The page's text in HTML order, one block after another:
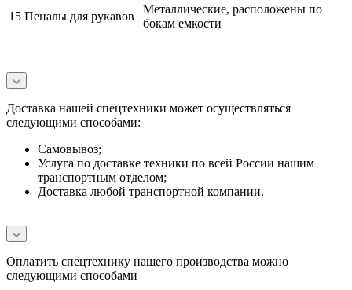
15 Пеналы для рукавов
Металлические, расположены по
бокам емкости
Доставка нашей спецтехники может осуществляться
следующими способами:
Самовывоз;
Услуга по доставке техники по всей России нашим
транспортным отделом;
Доставка любой транспортной компании.
Оплатить спецтехнику нашего производства можно
следующими способами